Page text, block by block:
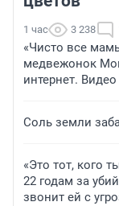
1 час 3 238
«Чисто все
медвежонок
интернет. Видео
Соль земли
«Это тот, кого
22 годам за
звонит ей с